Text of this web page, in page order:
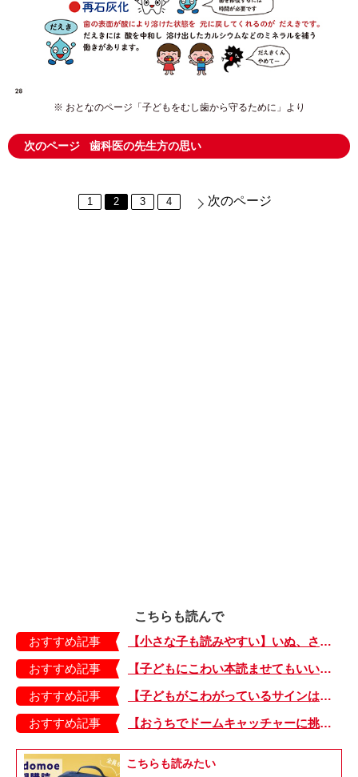
※ おとなのページ「子どもをむし歯から守るために」より
次のページ 歯科医の先生方の思い
1 2 3 4 次のページ
こちらも読んで
おすすめ記事
【小さな子も読みやすい】いぬ、さる、うさぎ、ゴリラにあひる…動物たちのまねっこできるかな？『まねまねっこ』発売中！
おすすめ記事
【子どもにこわい本読ませてもいいの？】「子どもはどのようなものにこわさを感じやすいのでしょうか？」
おすすめ記事
【子どもがこわがっているサインは？】「読み聞かせのとき、子どもがこわがっていると判断できるサインを教えてください！」
おすすめ記事
【おうちでドームキャッチャーに挑戦だ】アンパンマン わくわくドームキャッチャー
こちらも読みたい